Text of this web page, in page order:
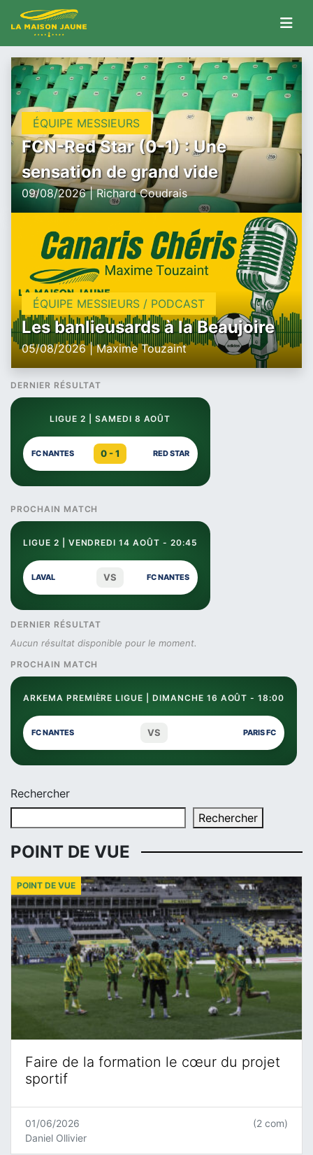
ÉQUIPE MESSIEURS
FCN-Red Star (0-1) : Une
sensation de grand vide
09/08/2026 | Richard Coudrais
ÉQUIPE MESSIEURS / PODCAST
Les banlieusards à la Beaujoire
05/08/2026 | Maxime Touzaint
DERNIER RÉSULTAT
LIGUE 2 | SAMEDI 8 AOÛT
FC NANTES 0 - 1 RED STAR
PROCHAIN MATCH
LIGUE 2 | VENDREDI 14 AOÛT - 20:45
LAVAL VS FC NANTES
DERNIER RÉSULTAT
Aucun résultat disponible pour le moment.
PROCHAIN MATCH
ARKEMA PREMIÈRE LIGUE | DIMANCHE 16 AOÛT - 18:00
FC NANTES VS PARIS FC
Rechercher
Rechercher
POINT DE VUE
Faire de la formation le cœur du projet
sportif
POINT DE VUE
01/06/2026
Daniel Ollivier
(2 com)